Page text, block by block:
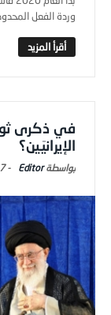
وردة الفعل
في ذكرى
الإيرانيَين؟
Editor
-7 فبراير,2020